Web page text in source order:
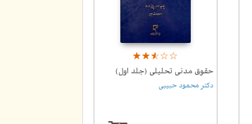
☆☆☆☆☆
★★★★★
حقوق مدنی تحلیلی (جلد اول)
دکتر محمود حبیبی